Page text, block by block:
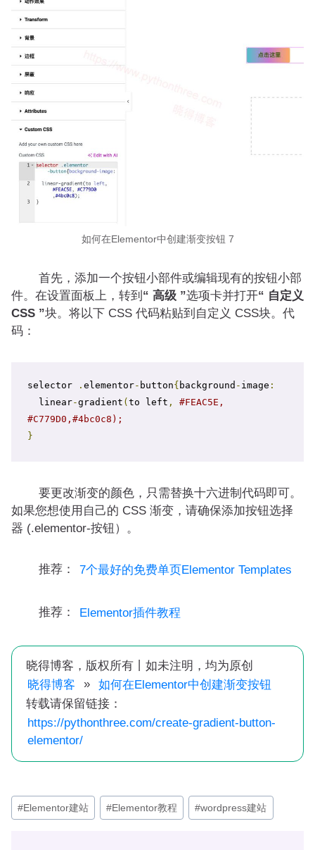
如何在Elementor中创建渐变按钮 7
首先，添加一个按钮小部件或编辑现有的按钮小部
件。在设置面板上，转到 “ 高级 ”选项卡并打开“ 自定义
CSS ”块。将以下 CSS 代码粘贴到自定义 CSS块。代
码：
selector . elementor- button{ background - image :
  linear
-gradient ( to left ,
#FEAC5E,
#C779D0,#4bc0c8);
}
要更改渐变的颜色，只需替换十六进制代码即可。
如果您想使用自己的 CSS 渐变，请确保添加按钮选择
器 (.elementor-按钮）。
推荐： 7个最好的免费单页Elementor Templates
推荐： Elementor插件教程
晓得博客，版权所有丨如未注明，均为原创
晓得博客
»
如何在Elementor中创建渐变按钮
转载请保留链接：
https://pythonthree.com/create-gradient-button-
elementor/
文
章
#Elementor建站 #Elementor教程 #wordpress建站